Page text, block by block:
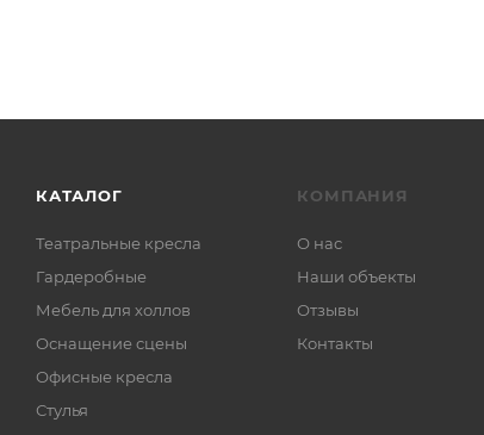
КАТАЛОГ
Театральные кресла
Гардеробные
Мебель для холлов
Оснащение сцены
Офисные кресла
Стулья
КОМПАНИЯ
О нас
Наши объекты
Отзывы
Контакты